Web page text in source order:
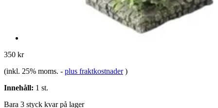
350 kr
(inkl. 25% moms. - plus fraktkostnader )
Innehåll: 1 st.
Bara 3 styck kvar på lager